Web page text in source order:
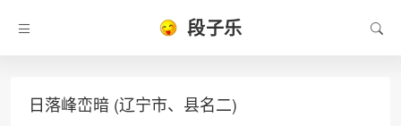
段子乐
日落峰峦暗 (辽宁市、县名二)